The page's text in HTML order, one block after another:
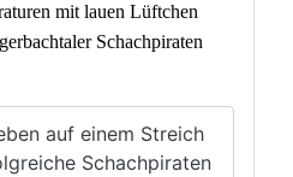
mit lauen Lüftchen
Schachpiraten
auf einem Streich
Schachpiraten